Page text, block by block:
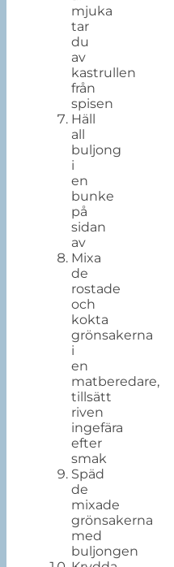
mjuka
tar
du
av
kastrullen
från
spisen
Häll
all
buljong
i
en
bunke
på
sidan
av
Mixa
de
rostade
och
kokta
grönsakerna
i
en
matberedare,
tillsätt
riven
ingefära
efter
smak
Späd
de
mixade
grönsakerna
med
buljongen